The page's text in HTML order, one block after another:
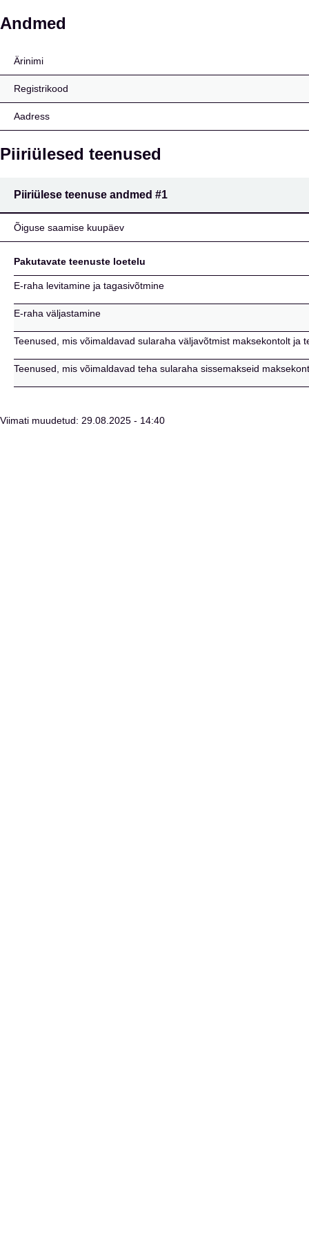
C2D Payment
Andmed
Ärinimi
Registrikood
Aadress
Piiriülesed teenused
Piiriülese teenuse andmed #1
Õiguse saamise kuupäev
Pakutavate teenuste loetelu
E-raha levitamine ja tagasivõtmine
E-raha väljastamine
Teenused, mis võimaldavad sularaha väljavõtmist maksekontolt ja
Teenused, mis võimaldavad teha sularaha sissemakseid
Viimati muudetud: 29.08.2025 - 14:40